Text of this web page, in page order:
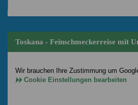
Toskana - Feinschmeckerreise mit
Wir brauchen Ihre Zustimmung um
Cookie Einstellungen bearbeiten